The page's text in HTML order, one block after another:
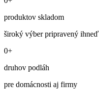
produktov skladom
široký výber pripravený ihneď
0+
druhov podláh
pre domácnosti aj firmy